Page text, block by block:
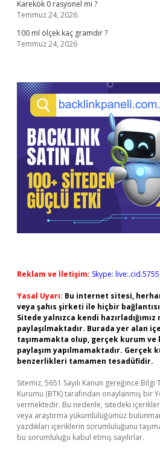
Karekök 0 rasyonel mi ?
Temmuz 24, 2026
100 ml ölçek kaç gramdır ?
Temmuz 24, 2026
Reklam ve İletişim: Skype:
Yasal Uyarı: Bu internet sitesi,
veya şahıs şirketi ile hiçbir
Sitede yalnızca kendi
paylaşılmaktadır. Burada yer alan
taşımamakta olup, gerçek kurum ve
paylaşım yapılmamaktadır. Gerçek
benzerlikleri tamamen tesadüfidir.
Sitemiz, 5651 Sayılı Kanun gereğince
Kurumu (BTK) tarafından onaylanmış bir
vermektedir. Bu nedenle, sitedeki
veya araştırma yükümlülüğümüz
yazdıkları içeriklerin sorumluluğunu
bu sorumluluğu kabul etmiş sayılırlar.